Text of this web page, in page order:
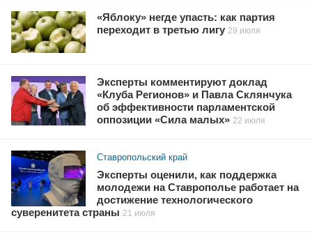
«Яблоку» негде упасть: как партия
переходит в третью лигу 29 июля
Эксперты комментируют доклад
«Клуба Регионов» и Павла Склянчука
об эффективности парламентской
оппозиции «Сила малых» 22 июля
Ставропольский край
Эксперты оценили, как поддержка
молодежи на Ставрополье работает на
достижение технологического
суверенитета страны 21 июля